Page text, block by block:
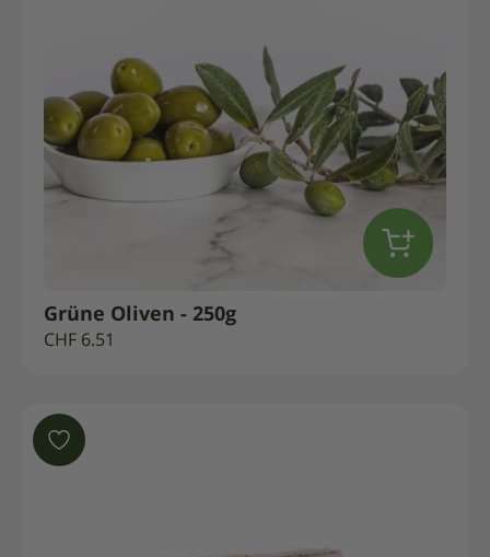
Grüne Oliven - 250g
CHF 6.51